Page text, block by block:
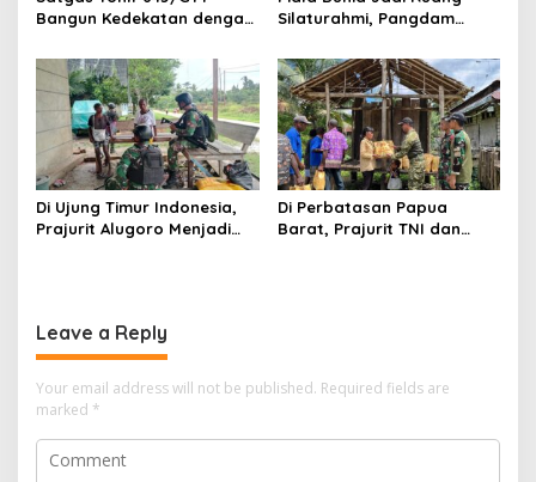
Bangun Kedekatan dengan
Komunikasi Teritorial
Silaturahmi, Pangdam
Warga Manokwari
Di Ujung Timur Indonesia,
Prajurit Alugoro Menjadi
Di Perbatasan Papua
Barat, Prajurit TNI dan
Leave a Reply
Your email address will not be published. Required fields are
marked *